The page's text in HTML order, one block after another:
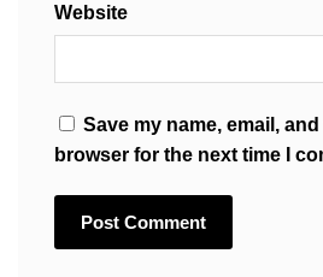
Website
Save my name, email,
browser for the next time I